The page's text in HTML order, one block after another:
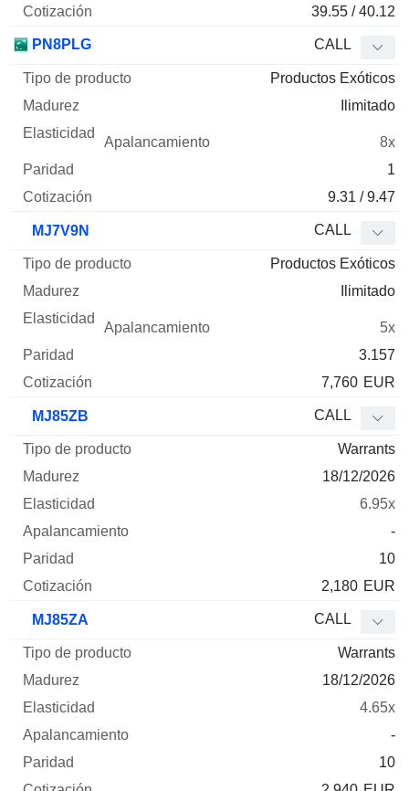
39.55 / 40.12
PN8PLG CALL
Productos Exóticos
Ilimitado
8x
1
9.31 / 9.47
MJ7V9N CALL
Productos Exóticos
Ilimitado
5x
3.157
7,760 EUR
MJ85ZB CALL
Warrants
18/12/2026
6.95x
-
10
2,180 EUR
MJ85ZA CALL
Warrants
18/12/2026
4.65x
-
10